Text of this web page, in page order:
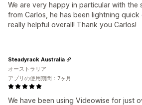
We are very happy in particular with the
from Carlos, he has been lightning quick
really helpful overall! Thank you Carlos!
We have been using Videowise for just
Steadyrack Australia
オーストラリア
アプリの使用期間：7ヶ月